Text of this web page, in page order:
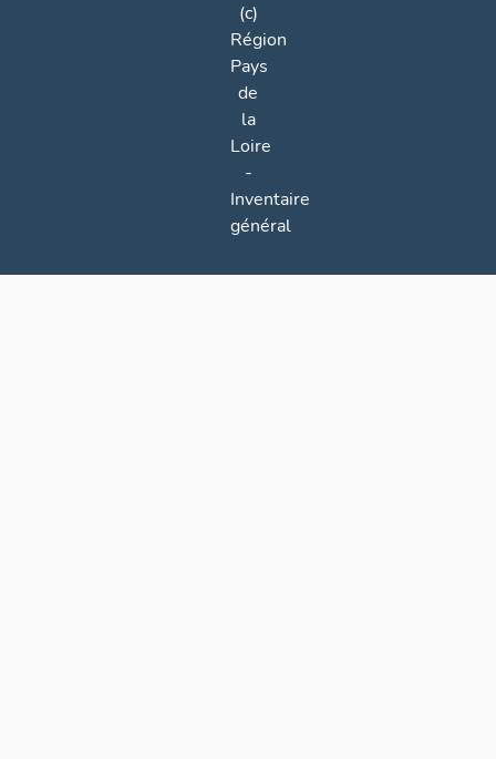
(c)
Région
Pays
de
la
Loire
-
Inventaire
général